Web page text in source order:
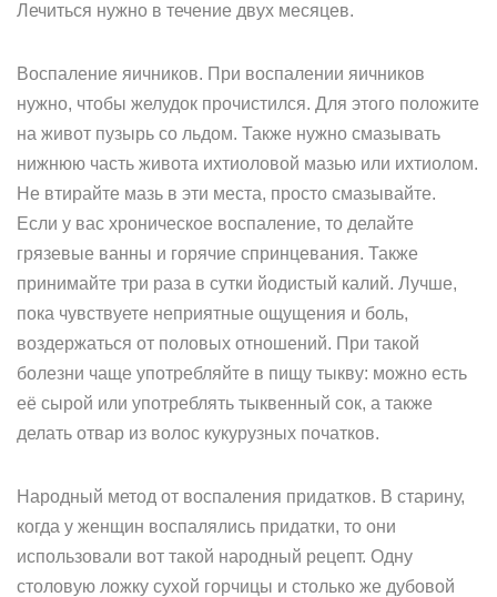
Лечиться нужно в течение двух месяцев.
Воспаление яичников. При воспалении яичников
нужно, чтобы желудок прочистился. Для этого положите
на живот пузырь со льдом. Также нужно смазывать
нижнюю часть живота ихтиоловой мазью или ихтиолом.
Не втирайте мазь в эти места, просто смазывайте.
Если у вас хроническое воспаление, то делайте
грязевые ванны и горячие спринцевания. Также
принимайте три раза в сутки йодистый калий. Лучше,
пока чувствуете неприятные ощущения и боль,
воздержаться от половых отношений. При такой
болезни чаще употребляйте в пищу тыкву: можно есть
её сырой или употреблять тыквенный сок, а также
делать отвар из волос кукурузных початков.
Народный метод от воспаления придатков. В старину,
когда у женщин воспалялись придатки, то они
использовали вот такой народный рецепт. Одну
столовую ложку сухой горчицы и столько же дубовой